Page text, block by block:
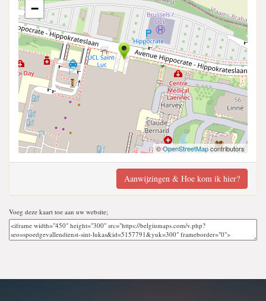
−
©OpenStreetMapcontributors
Aanwijzingen & Hoe kom ik hier?
Voeg deze kaart toe aan uw website;